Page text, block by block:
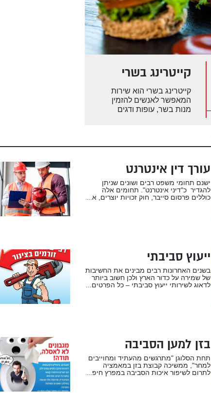
קייטרינג בשרי
קייטרינג בשרי הוא שירות
המאפשר לאנשים להזמין
מנות בשר, עופות ודגים
המקצועיים עברו הכשרה
עורך דין אינטרנט
ישנם תחומי משפט רבים ושונים שניתן
להגדיר כ"דיני אינטרנט". תחומים אלה
כוללים פרסום סייבר, חוק זכויות יוצרים, א...
ייעוץ סביבתי
בשנים האחרונות רבים מבינים את החשיבות
של שמירה על כדור הארץ ולכן חשוב ביותר
לדאוג לשירותי ייעוץ סביבתי – כל הפרטים...
בזן למען הסביבה
תחת הסלוגן "מתרגשים מהעתיד ומחוייבים
למחר", ממשיכה קבוצת בזן במאמציה
לתרום לשיפור איכות הסביבה במפרץ חיפ...